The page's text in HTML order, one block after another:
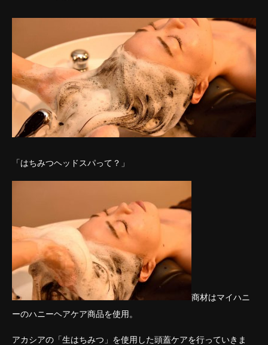
「はちみつヘッドスパって？」
商材はマイハニ
ーのハニーヘアケア商品を使用。
アカシアの「生はちみつ」を使用した頭蓋ケアを行っていきま